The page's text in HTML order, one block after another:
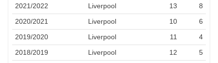
2021/2022
Liverpool 13
8
2020/2021
Liverpool 10
6
2019/2020
Liverpool 11
4
2018/2019
Liverpool 12
5